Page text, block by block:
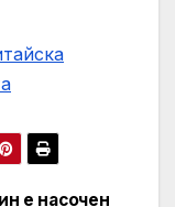
е насочен